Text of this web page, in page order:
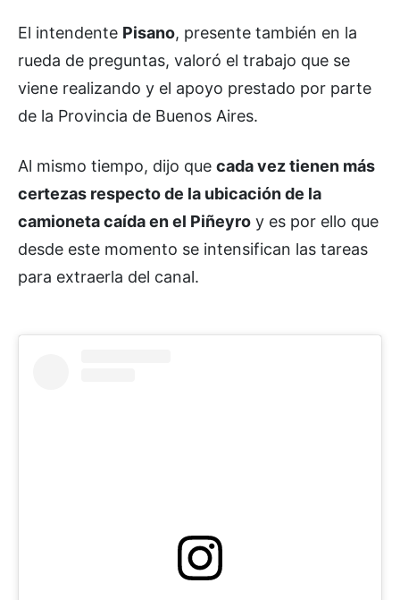
El intendente Pisano, presente también en la
rueda de preguntas, valoró el trabajo que se
viene realizando y el apoyo prestado por parte
de la Provincia de Buenos Aires.
Al mismo tiempo, dijo que cada vez tienen más
certezas respecto de la ubicación de la
camioneta caída en el Piñeyro y es por ello que
desde este momento se intensifican las tareas
para extraerla del canal.